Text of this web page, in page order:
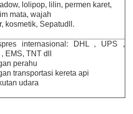
lolipop, lilin, permen karet,
mata, wajah
kosmetik, Sepatudll.
internasional: DHL , UPS ,
EMS, TNT dll
perahu
transportasi kereta api
udara